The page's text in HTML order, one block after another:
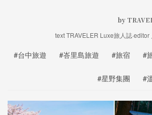
by
text TRAVELER Luxe旅人誌
#台中旅遊 #峇里島旅遊 #旅宿 #
#星野集團 #